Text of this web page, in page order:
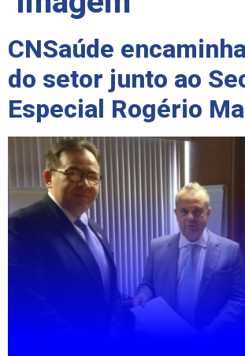
CNSaúde
do setor junto ao
Especial Rogério